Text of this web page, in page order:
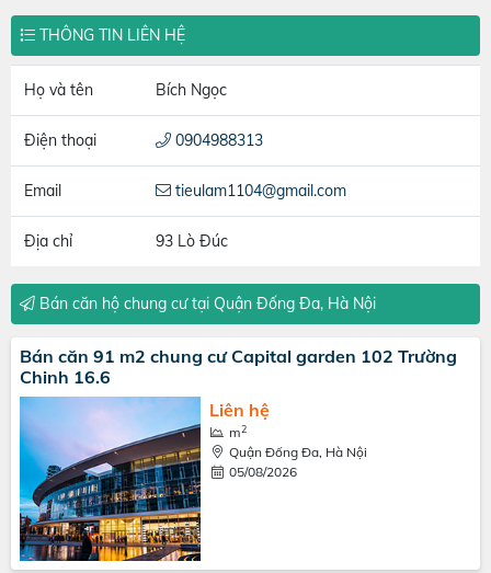
THÔNG TIN LIÊN HỆ
Họ và tên Bích Ngọc
Điện thoại 0904988313
Email tieulam1104@gmail.com
Địa chỉ 93 Lò Đúc
Bán căn hộ chung cư tại Quận Đống Đa, Hà Nội
Bán căn 91 m2 chung cư Capital garden 102 Trường
Chinh 16.6
Liên hệ
m2
Quận Đống Đa, Hà Nội
05/08/2026